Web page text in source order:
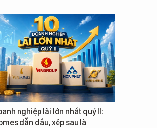
nghiệp lãi lớn nhất quý II:
dẫn đầu, xếp sau là